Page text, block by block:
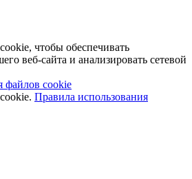
чтобы обеспечивать
веб-сайта и анализировать сетевой
файлов cookie
Правила использования